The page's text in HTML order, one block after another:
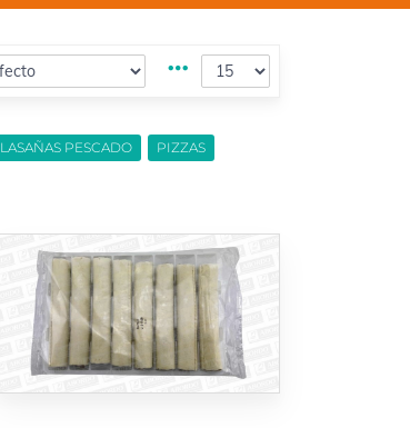
LASAÑAS PESCADO
PIZZAS